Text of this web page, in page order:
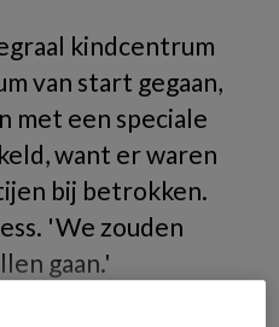
kindcentrum
van start gegaan,
met een speciale
want er waren
bij betrokken.
'We zouden
gaan.'